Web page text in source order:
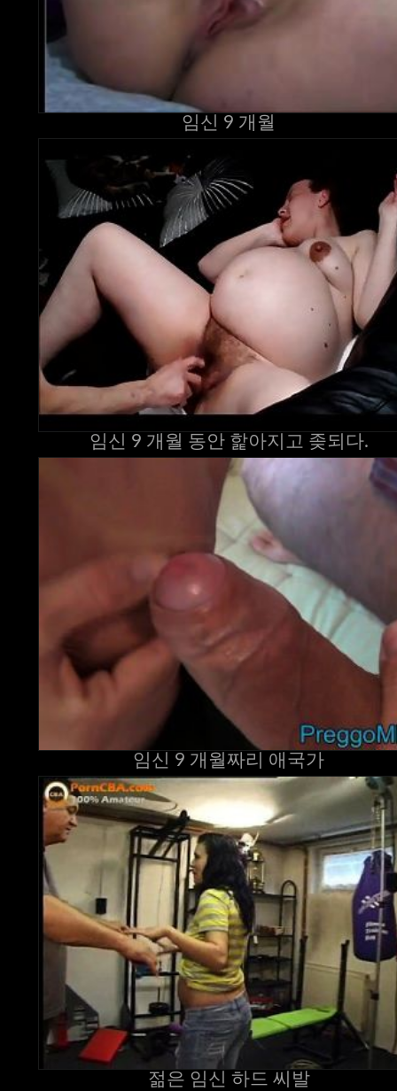
임신 9 개월
임신 9 개월 동안 핥아지고 좆되다.
임신 9 개월짜리 애국가
젊은 임신 하드 씨발